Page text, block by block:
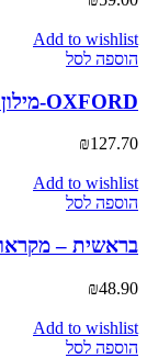
Add to wishlist
הוספה לסל
OXFORD-מילון (אוקספורד)
₪127.70
Add to wishlist
הוספה לסל
בראשית –
₪48.90
Add to wishlist
הוספה לסל